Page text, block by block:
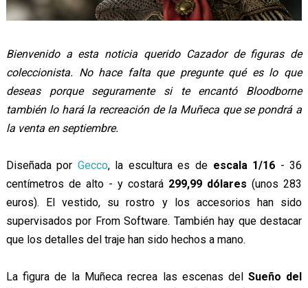
Bienvenido a esta noticia querido Cazador de figuras de
coleccionista. No hace falta que pregunte qué es lo que
deseas porque seguramente si te encantó Bloodborne
también lo hará la recreación de la Muñeca que se pondrá a
la venta en septiembre.
Diseñada por Gecco, la escultura es de escala 1/16 - 36
centímetros de alto - y costará 299,99 dólares(unos 283
euros). El vestido, su rostro y los accesorios han sido
supervisados por From Software. También hay que destacar
que los detalles del traje han sido hechos a mano.
La figura de la Muñeca recrea las escenas del Sueño del